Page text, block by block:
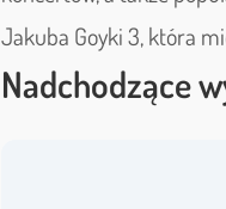
Jakuba Goyki 3, która
Nadchodzące